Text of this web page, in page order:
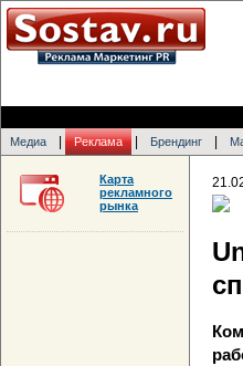
Медиа Реклама Брендинг
Карта
рекламного
рынка